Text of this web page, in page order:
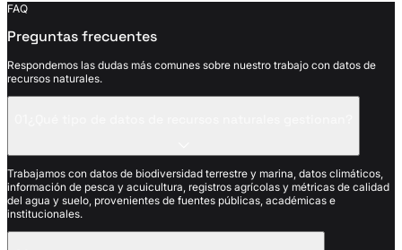
FAQ
Preguntas frecuentes
Respondemos las dudas más comunes sobre nuestro trabajo con datos de
recursos naturales.
Trabajamos con datos de biodiversidad terrestre y marina, datos climáticos,
información de pesca y acuicultura, registros agrícolas y métricas de calidad
del agua y suelo, provenientes de fuentes públicas, académicas e
institucionales.